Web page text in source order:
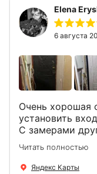
установили две
вопросы .
Огромная всем
Elena
6 августа
Очень хорошая
установить
С замерами
компании
варианты
четкий,
Читать полностью
Яндекс Карты